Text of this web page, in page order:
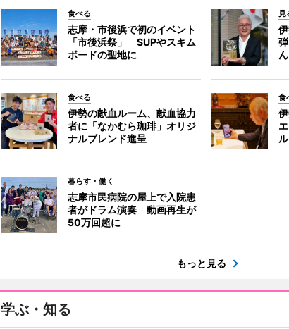
食べる
志摩・市後浜で初のイベント
「市後浜祭」 SUPやスキム
ボードの聖地に
見
食べる
伊勢の献血ルーム、献血協力
者に「なかむら珈琲」オリジ
ナルブレンド進呈
食
暮らす・働く
志摩市民病院の屋上で入院患
者がドラム演奏 動画再生が
50万回超に
もっと見る
学ぶ・知る